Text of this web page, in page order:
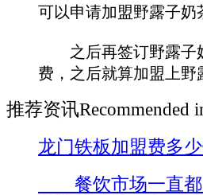
可以申请加盟野露子奶
之后再签订野露子
费，之后就算加盟上野
推荐资讯Recommended
龙门铁板加盟费多
餐饮市场一直都